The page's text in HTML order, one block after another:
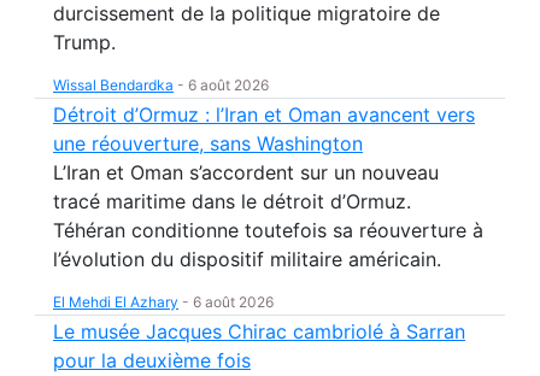
durcissement de la politique migratoire de
Trump.
Wissal Bendardka - 6 août 2026
Détroit d’Ormuz : l’Iran et Oman avancent vers
une réouverture, sans Washington
L’Iran et Oman s’accordent sur un nouveau
tracé maritime dans le détroit d’Ormuz.
Téhéran conditionne toutefois sa réouverture à
l’évolution du dispositif militaire américain.
El Mehdi El Azhary - 6 août 2026
Le musée Jacques Chirac cambriolé à Sarran
pour la deuxième fois